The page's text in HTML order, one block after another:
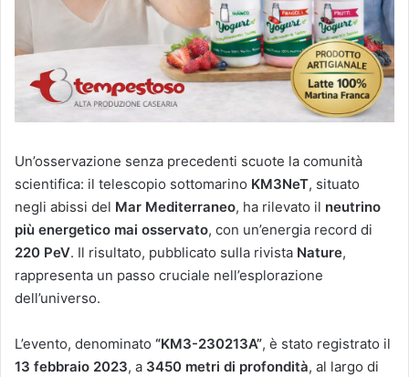
Un’osservazione senza precedenti scuote la comunità
scientifica: il telescopio sottomarino KM3NeT, situato
negli abissi del Mar Mediterraneo, ha rilevato il neutrino
più energetico mai osservato, con un’energia record di
220 PeV. Il risultato, pubblicato sulla rivista Nature,
rappresenta un passo cruciale nell’esplorazione
dell’universo.
L’evento, denominato “KM3-230213A”, è stato registrato il
13 febbraio 2023, a 3450 metri di profondità, al largo di